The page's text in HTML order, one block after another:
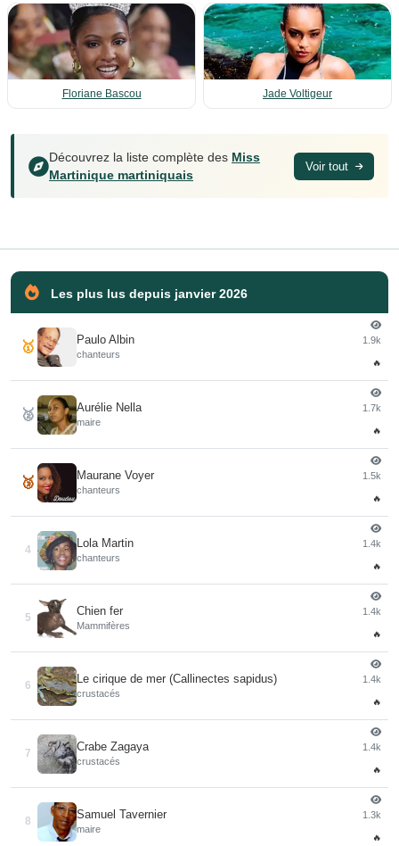
Floriane Bascou Jade Voltigeur
Découvrez la liste complète des Miss
Martinique martiniquais
Voir tout
Les plus lus depuis janvier 2026
🥇 Paulo Albin
chanteurs
1.9k
🔥
🥈 Aurélie Nella
maire
1.7k
🔥
🥉 Maurane Voyer
chanteurs
1.5k
🔥
4
Lola Martin
chanteurs
1.4k
🔥
5
Chien fer
Mammifères
1.4k
🔥
6
Le cirique de mer (Callinectes sapidus)
crustacés
1.4k
🔥
7
Crabe Zagaya
crustacés
1.4k
🔥
8
Samuel Tavernier
maire
1.3k
🔥